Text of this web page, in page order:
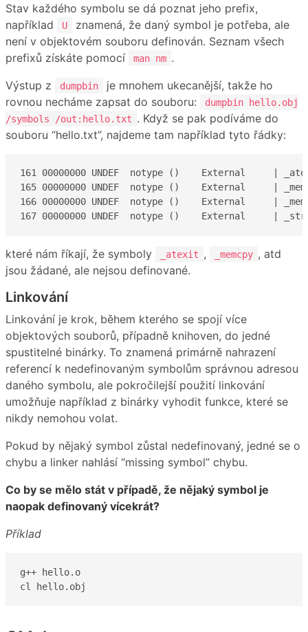
Stav každého symbolu se dá poznat jeho prefix,
například
U
znamená, že daný symbol je potřeba, ale
není v objektovém souboru definován. Seznam všech
prefixů získáte pomocí
man nm .
Výstup z
dumpbin
je mnohem ukecanější, takže ho
rovnou necháme zapsat do souboru:
dumpbin hello.obj
/symbols /out:hello.txt . Když se pak podíváme do
souboru “hello.txt”, najdeme tam například tyto řádky:
161 00000000 UNDEF  notype ()    External     |
165 00000000 UNDEF  notype ()    External     |
166 00000000 UNDEF  notype ()    External     |
167 00000000 UNDEF  notype ()    External     |
které nám říkají, že symboly _atexit , _memcpy , atd
jsou žádané, ale nejsou definované.
Linkování
Linkování je krok, během kterého se spojí více
objektových souborů, případně knihoven, do jedné
spustitelné binárky. To znamená primárně nahrazení
referencí k nedefinovaným symbolům správnou adresou
daného symbolu, ale pokročilejší použití linkování
umožňuje například z binárky vyhodit funkce, které se
nikdy nemohou volat.
Pokud by nějaký symbol zůstal nedefinovaný, jedné se o
chybu a linker nahlásí “missing symbol” chybu.
Co by se mělo stát v případě, že nějaký symbol je
naopak definovaný vícekrát?
Příklad
g++ hello.o
cl hello.obj